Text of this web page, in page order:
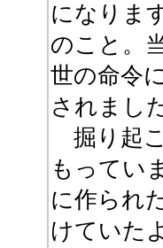
になりま
のこと。
世の命令
されまし
掘り起
もってい
に作られ
けていた